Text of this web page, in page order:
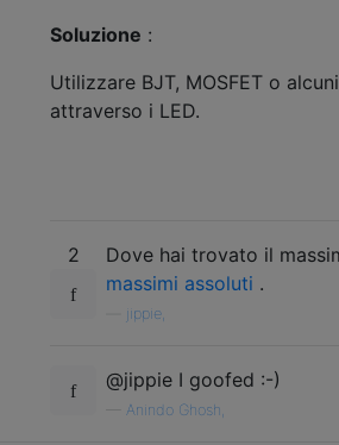
Soluzione :
Utilizzare BJT, MOSFET o
attraverso i LED.
2 Dove hai trovato il
massimi assoluti .
jippie,
@jippie I goofed :-)
Anindo Ghosh,